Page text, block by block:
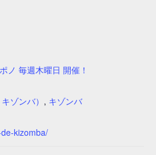
ノ 毎週木曜日 開催！
ゾンバ） , キゾンバ
kizomba/